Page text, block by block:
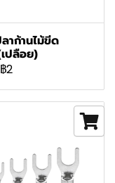
าก้านไม้ขีด
ปลือย)
฿2